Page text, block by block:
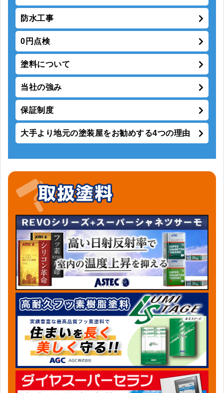
防水工事
0円点検
塗料について
当社の強み
保証制度
大手より地元の塗装屋をお勧めする4つの理由